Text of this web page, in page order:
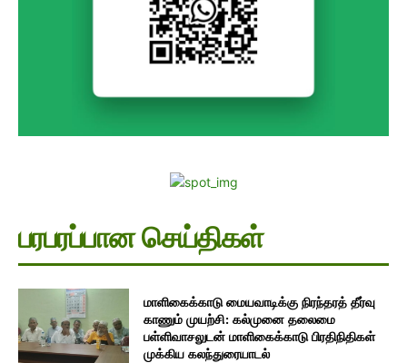
பரபரப்பான செய்திகள்
மாளிகைக்காடு மையவாடிக்கு நிரந்தரத் தீர்வு
காணும் முயற்சி: கல்முனை தலைமை
பள்ளிவாசலுடன் மாளிகைக்காடு பிரதிநிதிகள்
முக்கிய கலந்துரையாடல்